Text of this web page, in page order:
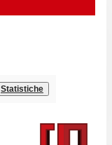
Statistiche